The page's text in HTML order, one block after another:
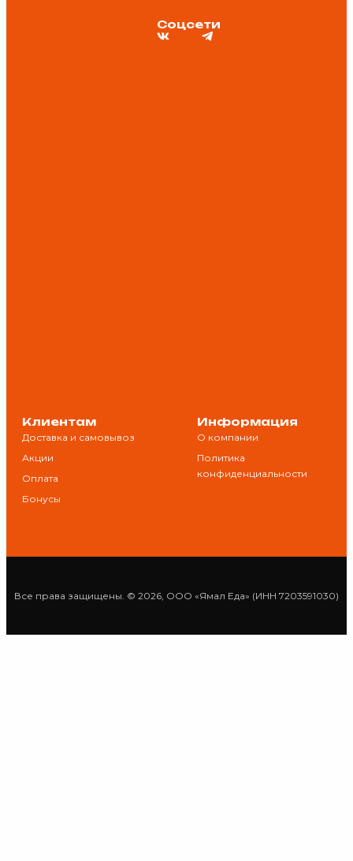
Клиентам
Доставка и самовывоз
Акции
Оплата
Бонусы
Информация
О компании
Политика
конфиденциальности
Соцсети
Все права защищены. © 2026, ООО «Ямал Еда» (ИНН 7203591030)